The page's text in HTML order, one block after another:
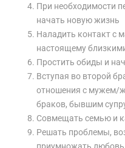
При необходимости
начать новую жизнь
Наладить контакт с
настоящему
Простить обиды и
Вступая во второй
отношения с мужем/
браков, бывшим
Совмещать семью и
Решать проблемы,
приумножать любовь.